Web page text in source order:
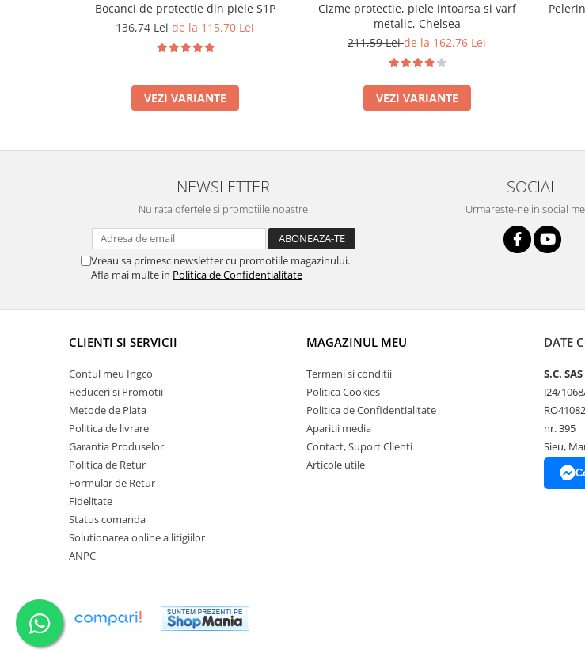
Bocanci de protectie din piele S1P
136,74 Leide la 115,70 Lei
VEZI VARIANTE
Cizme protectie, piele intoarsa si varf
metalic, Chelsea
211,59 Leide la 162,76 Lei
VEZI VARIANTE
NEWSLETTER
Nu rata ofertele si promotiile noastre
Vreau sa primesc newsletter cu promotiile magazinului.
Afla mai multe in Politica de Confidentialitate
SOCIAL
Urmareste-ne in social
CLIENTI SI SERVICII
Contul meu Ingco
Reduceri si Promotii
Metode de Plata
Politica de livrare
Garantia Produselor
Politica de Retur
Formular de Retur
Fidelitate
Status comanda
Solutionarea online a litigiilor
ANPC
MAGAZINUL MEU
Termeni si conditii
Politica Cookies
Politica de Confidentialitate
Aparitii media
Contact, Suport Clienti
Articole utile
DATE
S.C.
J24/
nr. 395
Sieu,